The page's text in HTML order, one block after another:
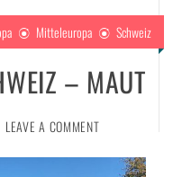
Mitteleuropa Schweiz
– MAUT
LEAVE A COMMENT